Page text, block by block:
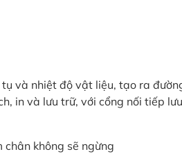
và nhiệt độ vật liệu, tạo ra
in và lưu trữ, với cổng nối tiếp
không sẽ ngừng